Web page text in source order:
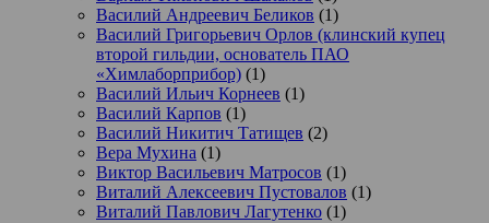
Василий Андреевич Беликов (1)
Василий Григорьевич Орлов (клинский купец
второй гильдии, основатель ПАО
«Химлаборприбор) (1)
Василий Ильич Корнеев (1)
Василий Карпов (1)
Василий Никитич Татищев (2)
Вера Мухина (1)
Виктор Васильевич Матросов (1)
Виталий Алексеевич Пустовалов (1)
Виталий Павлович Лагутенко (1)